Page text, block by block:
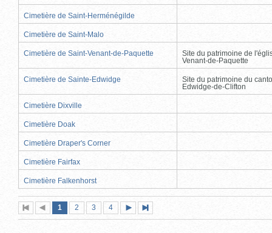
Cimetière de Saint-Herménégilde
Cimetière de Saint-Malo
Cimetière de Saint-Venant-de-Paquette
Site du patrimoine de
Venant-de-Paquette
Cimetière de Sainte-Edwidge
Site du patrimoine du
Edwidge-de-Clifton
Cimetière Dixville
Cimetière Doak
Cimetière Draper's Corner
Cimetière Fairfax
Cimetière Falkenhorst
Première
page
Page
précédente
Page
1 (page
actuelle)
Page
2 Page
3 Page
4
suivante
page